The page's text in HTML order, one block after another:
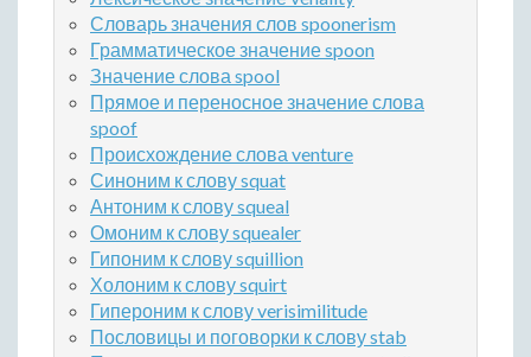
Словарь значения слов spoonerism
Грамматическое значение spoon
Значение слова spool
Прямое и переносное значение слова
spoof
Происхождение слова venture
Синоним к слову squat
Антоним к слову squeal
Омоним к слову squealer
Гипоним к слову squillion
Холоним к слову squirt
Гипероним к слову verisimilitude
Пословицы и поговорки к слову stab